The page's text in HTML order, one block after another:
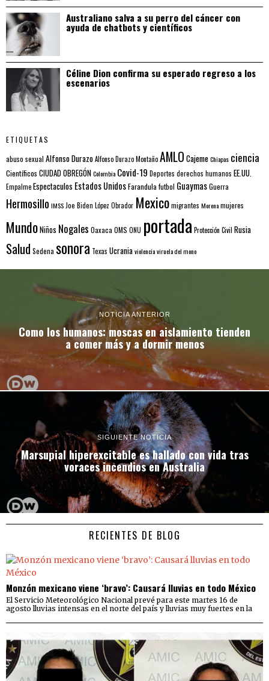
Australiano salva a su perro del cáncer con
ayuda de chatbots y científicos
Céline Dion confirma su esperado regreso a los
escenarios
ETIQUETAS
abuso sexual Alfonso DurazoAlfonso Durazo MontañoAMLO CajemeChiapas ciencia
Científicos CIUDAD OBREGÓNColombia Covid-19 Deportes derechos humanos EE.UU.
EmpalmeEspectaculos Estados UnidosFarandula futbol GuaymasGuerra
Hermosillo IMSS Joe Biden López Obrador Mexicomigrantes Morenamujeres
MundoNiños Nogales Oaxaca OMS ONU portada Protección Civil Rusia
Salud Sedena sonora Texas Ucraniaviolenciaviruela del mono
NOTICIA ANTERIOR
Como los humanos: moscas en aislamiento tienden
a comer más y a dormir menos
SIGUIENTE NOTICIA
Marsupial hiperexcitable es hallado con vida tras
voraces incendios en Australia
RECIENTES DE BLOG
Monzón mexicano viene ‘bravo’: Causará lluvias en todo México
El Servicio Meteorológico Nacional prevé para este martes 16 de
agosto lluvias intensas en el norte del país y lluvias muy fuertes en la